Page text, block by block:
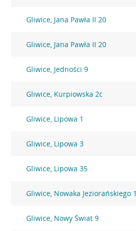
Gliwice, Jana Pawła II 20
Gliwice, Jana Pawła II 20
Gliwice, Jedności 9
Gliwice, Kurpiowska 2c
Gliwice, Lipowa 1
Gliwice, Lipowa 3
Gliwice, Lipowa 35
Gliwice, Nowaka Jeziorańskiego 1
Gliwice, Nowy Świat 9